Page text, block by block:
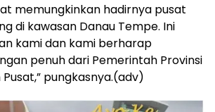
memungkinkan hadirnya pusat
di kawasan Danau Tempe. Ini
kami dan kami berharap
penuh dari Pemerintah Provinsi
pungkasnya.(adv)